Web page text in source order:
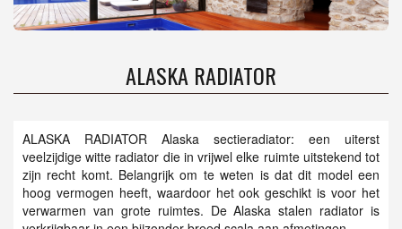
ALASKA RADIATOR
ALASKA RADIATOR Alaska sectieradiator: een uiterst
veelzijdige witte radiator die in vrijwel elke ruimte uitstekend tot
zijn recht komt. Belangrijk om te weten is dat dit model een
hoog vermogen heeft, waardoor het ook geschikt is voor het
verwarmen van grote ruimtes. De Alaska stalen radiator is